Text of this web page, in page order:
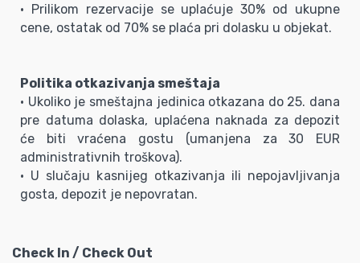
• Prilikom rezervacije se uplaćuje 30% od ukupne
cene, ostatak od 70% se plaća pri dolasku u objekat.
Politika otkazivanja smeštaja
• Ukoliko je smeštajna jedinica otkazana do 25. dana
pre datuma dolaska, uplaćena naknada za depozit
će biti vraćena gostu (umanjena za 30 EUR
administrativnih troškova).
• U slučaju kasnijeg otkazivanja ili nepojavljivanja
gosta, depozit je nepovratan.
Check In / Check Out